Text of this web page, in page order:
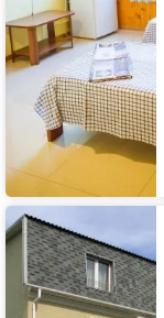
Гостевой
дом
Венеция